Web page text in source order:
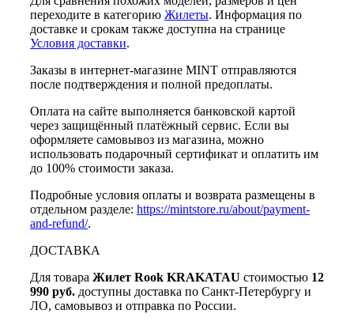
переходите в категорию Жилеты. Информация по
доставке и срокам также доступна на странице
Условия доставки.
Заказы в интернет-магазине MINT отправляются
после подтверждения и полной предоплаты.
Оплата на сайте выполняется банковской картой
через защищённый платёжный сервис. Если вы
оформляете самовывоз из магазина, можно
использовать подарочный сертификат и оплатить им
до 100% стоимости заказа.
Подробные условия оплаты и возврата размещены в
отдельном разделе: https://mintstore.ru/about/payment-
and-refund/.
ДОСТАВКА
Для товара Жилет Rook KRAKATAU стоимостью 12
990 руб. доступны доставка по Санкт-Петербургу и
ЛО, самовывоз и отправка по России.